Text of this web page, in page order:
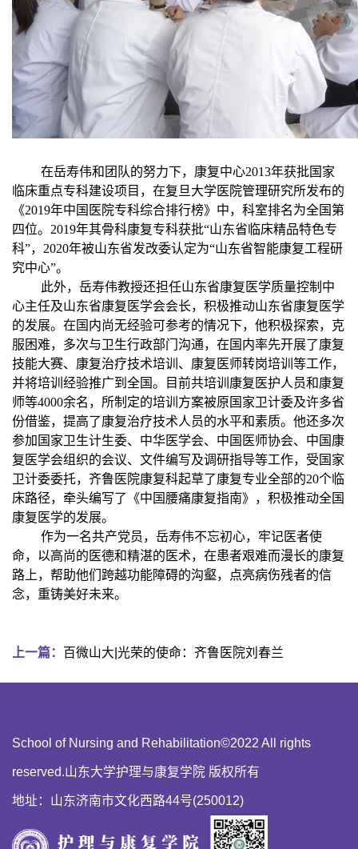
在岳寿伟和团队的努力下，康复中心2013年获批国家
临床重点专科建设项目，在复旦大学医院管理研究所发布的
《2019年中国医院专科综合排行榜》中，科室排名为全国第
四位。2019年其骨科康复专科获批“山东省临床精品特色专
科”，2020年被山东省发改委认定为“山东省智能康复工程研
究中心”。
此外，岳寿伟教授还担任山东省康复医学质量控制中
心主任及山东省康复医学会会长，积极推动山东省康复医学
的发展。在国内尚无经验可参考的情况下，他积极探索，克
服困难，多次与卫生行政部门沟通，在国内率先开展了康复
技能大赛、康复治疗技术培训、康复医师转岗培训等工作，
并将培训经验推广到全国。目前共培训康复医护人员和康复
师等4000余名，所制定的培训方案被原国家卫计委及许多省
份借鉴，提高了康复治疗技术人员的水平和素质。他还多次
参加国家卫生计生委、中华医学会、中国医师协会、中国康
复医学会组织的会议、文件编写及调研指导等工作，受国家
卫计委委托，齐鲁医院康复科起草了康复专业全部的20个临
床路径，牵头编写了《中国腰痛康复指南》，积极推动全国
康复医学的发展。
作为一名共产党员，岳寿伟不忘初心，牢记医者使
命，以高尚的医德和精湛的医术，在患者艰难而漫长的康复
路上，帮助他们跨越功能障碍的沟壑，点亮病伤残者的信
念，重铸美好未来。
上一篇： 百微山大|光荣的使命：齐鲁医院刘春兰
School of Nursing and Rehabilitation©2022 All rights
reserved.山东大学护理与康复学院 版权所有
地址：山东济南市文化西路44号(250012)